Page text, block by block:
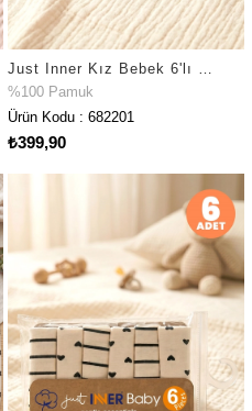
%100 Pamuk
Ürün Kodu : 682201
₺399,90